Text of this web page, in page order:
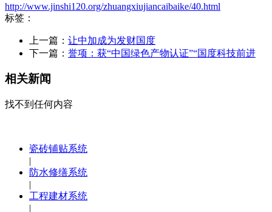
http://www.jinshi120.org/zhuangxiujiancaibaike/40.html
标签：
上一篇： 让中加成为发财国度
下一篇： 誉项：获“中国绿色产物认证”“国度科技前进
相关新闻
找不到任何内容
瓷砖铺贴系统
|
防水修缮系统
|
工程建材系统
|